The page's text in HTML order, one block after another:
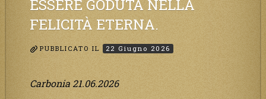
più
ESSERE GODUTA NELLA
FELICITÀ ETERNA.
PUBBLICATO IL 22 Giugno 2026
Carbonia 21.06.2026